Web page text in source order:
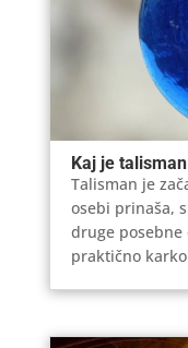
Kaj je
Talisman je
osebi prinaša,
druge posebne
praktično